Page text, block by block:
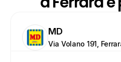
MD
Via Volano 191,